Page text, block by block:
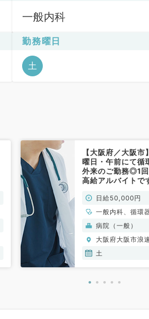
一般内科
勤務曜日
土
【大阪府／大阪市
曜日・午前にて循
外来のご勤務◎1
高給アルバイトで
日給50,000円
一般内科、循環
病院（一般）
大阪府大阪市浪
土